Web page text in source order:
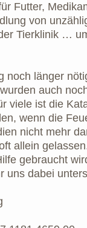
Futter,
von
Tierklinik …
noch länger
auch
viele ist die
wenn die
nicht mehr
allein
gebraucht
uns dabei